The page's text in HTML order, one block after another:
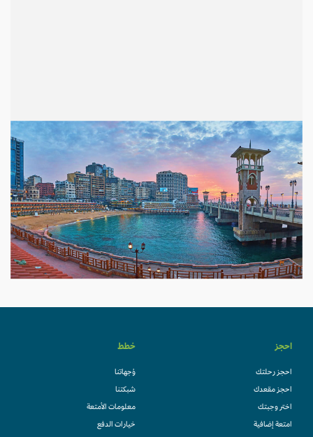
احجز
احجز رحلتك
احجز مقعدك
اختر وجبتك
امتعة إضافية
خطط
وُجهاتنا
شبكتنا
معلومات الأمتعة
خيارات الدفع